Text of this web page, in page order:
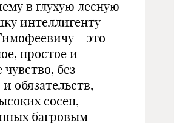
в глухую лесную
интеллигенту
- это
простое и
чувство, без
и обязательств,
сосен,
багровым